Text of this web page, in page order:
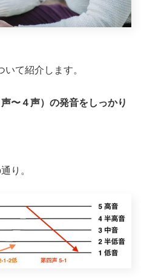
て紹介します。
〜４声）の発音をしっかり
り。